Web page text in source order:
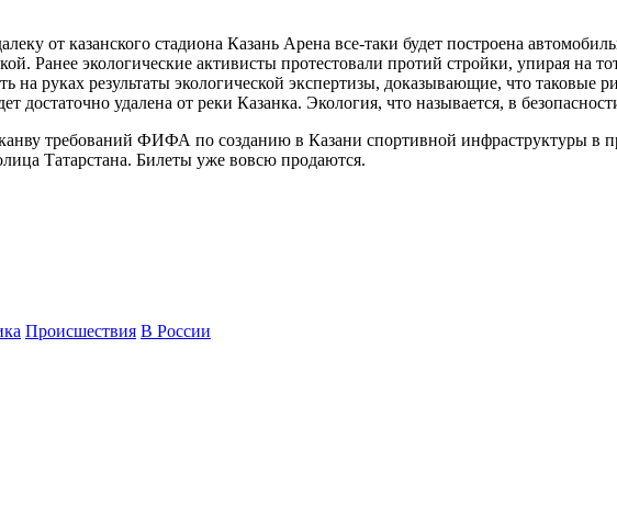
от казанского стадиона Казань Арена все-таки будет построена
Ранее экологические активисты протестовали протий стройки, упирая на
руках результаты экологической экспертизы, доказывающие, что таковые
удалена от реки Казанка. Экология, что называется, в
требований ФИФА по созданию в Казани спортивной инфраструктуры в
Татарстана. Билеты уже вовсю продаются.
Происшествия В России